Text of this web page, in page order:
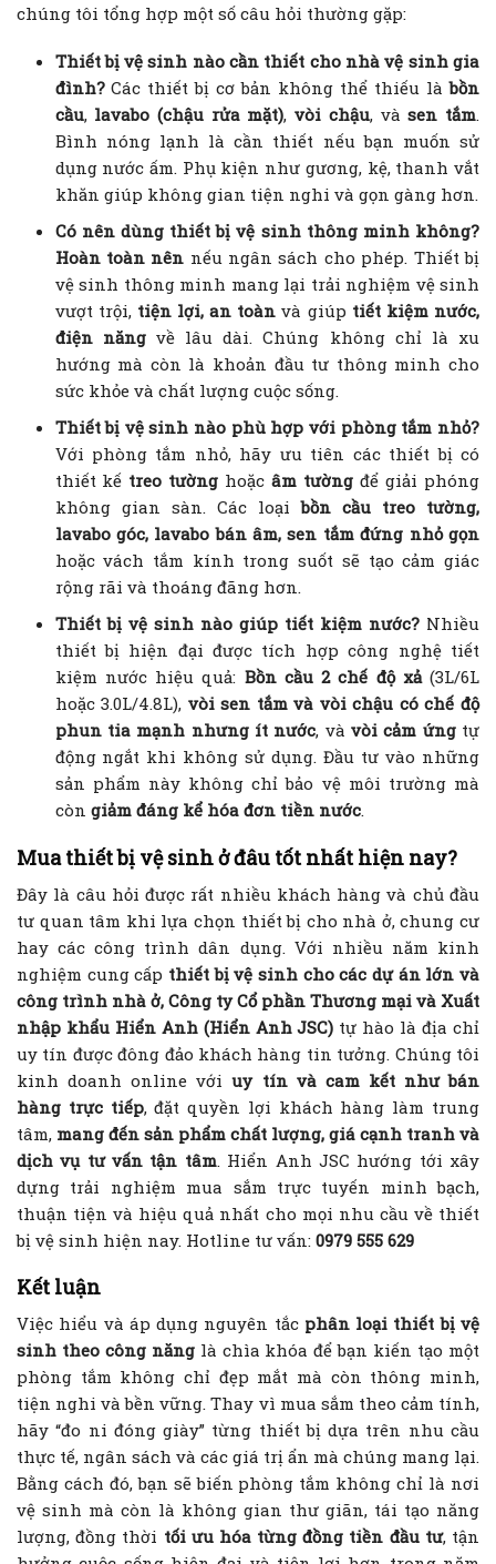
chúng tôi tổng hợp một số câu hỏi thường gặp:
Thiết bị vệ sinh nào cần thiết cho nhà vệ sinh gia
đình?Các thiết bị cơ bản không thể thiếu làbồn
cầu, lavabo (chậu rửa mặt),vòi chậu, vàsen tắm.
Bình nóng lạnh là cần thiết nếu bạn muốn sử
dụng nước ấm. Phụ kiện như gương, kệ, thanh vắt
khăn giúp không gian tiện nghi và gọn gàng hơn.
Có nên dùng thiết bị vệ sinh thông minh không?
Hoàn toàn nên nếu ngân sách cho phép. Thiết bị
vệ sinh thông minh mang lại trải nghiệm vệ sinh
vượt trội, tiện lợi, an toàn và giúp tiết kiệm nước,
điện năngvề lâu dài. Chúng không chỉ là xu
hướng mà còn là khoản đầu tư thông minh cho
sức khỏe và chất lượng cuộc sống.
Thiết bị vệ sinh nào phù hợp với phòng tắm nhỏ?
Với phòng tắm nhỏ, hãy ưu tiên các thiết bị có
thiết kế treo tường hoặcâm tường để giải phóng
không gian sàn. Các loạibồn cầu treo tường,
lavabo góc, lavabo bán âm, sen tắm đứng nhỏ gọn
hoặc vách tắm kính trong suốt sẽ tạo cảm giác
rộng rãi và thoáng đãng hơn.
Thiết bị vệ sinh nào giúp tiết kiệm nước?Nhiều
thiết bị hiện đại được tích hợp công nghệ tiết
kiệm nước hiệu quả: Bồn cầu 2 chế độ xả(3L/6L
hoặc 3.0L/4.8L), vòi sen tắm và vòi chậu có chế độ
phun tia mạnh nhưng ít nước, và vòi cảm ứngtự
động ngắt khi không sử dụng. Đầu tư vào những
sản phẩm này không chỉ bảo vệ môi trường mà
còn giảm đáng kể hóa đơn tiền nước.
Mua thiết bị vệ sinh ở đâu tốt nhất hiện nay?
Đây là câu hỏi được rất nhiều khách hàng và chủ đầu
tư quan tâm khi lựa chọn thiết bị cho nhà ở, chung cư
hay các công trình dân dụng. Với nhiều năm kinh
nghiệm cung cấp thiết bị vệ sinh cho các dự án lớn và
công trình nhà ở, Công ty Cổ phần Thương mại và Xuất
nhập khẩu Hiển Anh (Hiển Anh JSC) tự hào là địa chỉ
uy tín được đông đảo khách hàng tin tưởng. Chúng tôi
kinh doanh online vớiuy tín và cam kết như bán
hàng trực tiếp, đặt quyền lợi khách hàng làm trung
tâm, mang đến sản phẩm chất lượng, giá cạnh tranh và
dịch vụ tư vấn tận tâm. Hiển Anh JSC hướng tới xây
dựng trải nghiệm mua sắm trực tuyến minh bạch,
thuận tiện và hiệu quả nhất cho mọi nhu cầu về thiết
bị vệ sinh hiện nay. Hotline tư vấn: 0979 555 629
Kết luận
Việc hiểu và áp dụng nguyên tắc phân loại thiết bị vệ
sinh theo công nănglà chìa khóa để bạn kiến tạo một
phòng tắm không chỉ đẹp mắt mà còn thông minh,
tiện nghi và bền vững. Thay vì mua sắm theo cảm tính,
hãy “đo ni đóng giày” từng thiết bị dựa trên nhu cầu
thực tế, ngân sách và các giá trị ẩn mà chúng mang lại.
Bằng cách đó, bạn sẽ biến phòng tắm không chỉ là nơi
vệ sinh mà còn là không gian thư giãn, tái tạo năng
lượng, đồng thời tối ưu hóa từng đồng tiền đầu tư, tận